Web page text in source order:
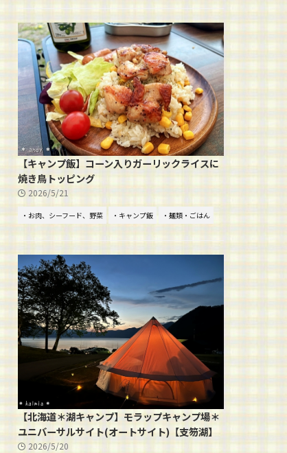
【キャンプ飯】コーン入りガーリックライスに
焼き鳥トッピング
2026/5/21
・お肉、シーフード、野菜 ・キャンプ飯 ・麺類・ごはん
【北海道＊湖キャンプ】モラップキャンプ場＊
ユニバーサルサイト(オートサイト)【支笏湖】
2026/5/20